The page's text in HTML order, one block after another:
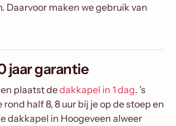
Daarvoor maken we gebruik van
jaar garantie
plaatst dedakkapel in 1 dag. ’s
half 8, 8 uur bij je op de stoep en
dakkapel in Hoogeveen alweer